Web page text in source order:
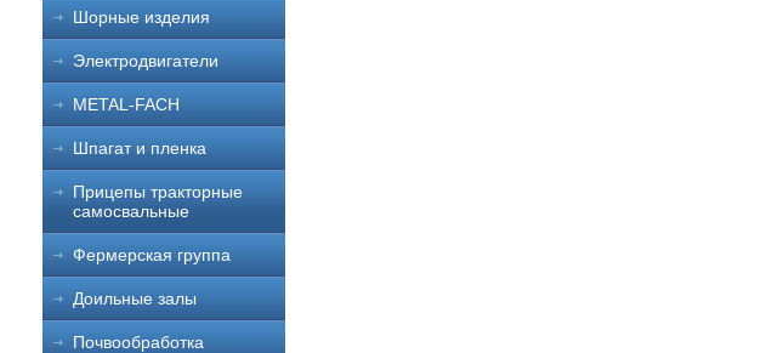
Шорные изделия
Электродвигатели
METAL-FACH
Шпагат и пленка
Прицепы тракторные
самосвальные
Фермерская группа
Доильные залы
Почвообработка